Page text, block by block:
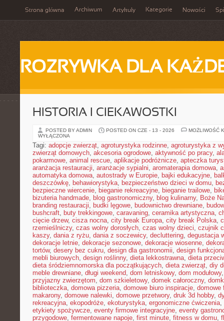
Strona główna Archiwum Artykuły Kategorie Nowości
ROZRYWKA DLA
HISTORIA I CIEKAWOSTKI
POSTED BY ADMIN POSTED ON CZE - 13 - 2026
MOŻLIWOŚĆ
WYŁĄCZONA
Tagi: adopcje zwierząt, agroturystyka rodzinne, agroturystyka z
zwierząt domowych, akcesoria ogrodowe, aktywność po pracy,
pokarmowe, animal rescue, aplikacje podróżnicze, apteczka
aranżacja restauracji, aranżacje sypialni, aromaterapia domowa,
automatyka domowa, autostrady w Europie, bajki edukacyjne,
deszczówkę, behawiorystyka, bezpieczeństwo dzieci w domu,
bezpieczne wiercenie, bieganie rekreacyjne, bieganie trailowe,
bizuteria handmade, blog gastronomiczny, blog kulinarny, Boże
branding restauracji, budki lęgowe, budownictwo drewniane,
bushcraft, buty trekkingowe, caravaning, ceramika artystyczna,
cięcie drzew, cisza nocna, city break Europa, city break Polska,
rzemieślniczy, czas wolny dorosłych, czas wolny dzieci, czujnik
kaszy, dania z ryżu, dania z soczewicy, decluttering, degustacja
dekoracje letnie, dekoracje sezonowe, dekoracje wiosenne,
tortów, desery bez cukru, design dla gastronomii, design
mebli biurowych, design roślinny, dieta lekkostrawna, dieta
dieta śródziemnomorska dla początkujących, dieta zwierząt, diy
meble drewniane, długi weekend, dom letniskowy, dom modułowy
przyjazny zwierzętom, dom szkieletowy, domek całoroczny,
biblioteczka, domowa pizzeria, domowe biuro inspiracje, domowe
makarony, domowe nalewki, domowe przetwory, druk 3d hobby,
rekreacyjna, ekopodróże, ekoturystyka, ergonomiczne ćwiczenia,
etykiety spożywcze, eventy firmowe integracyjne, eventy
przygodowe, fermentowane napoje, first minute, fitness w domu,